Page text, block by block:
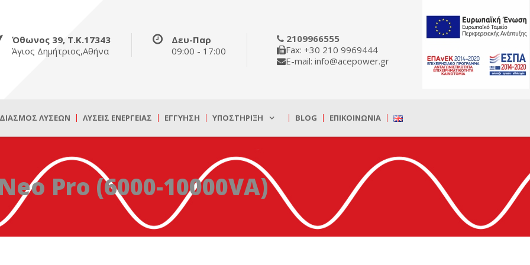
Όθωνος 39, Τ.Κ.17343
Άγιος Δημήτριος,Αθήνα
Δευ-Παρ
09:00 - 17:00
2109966555
Fax: +30 210 9969444
E-mail: info@acepower.gr
ΛΎΣΕΩΝ ΛΎΣΕΙΣ ΕΝΈΡΓΕΙΑΣ ΕΓΓΎΗΣΗ ΥΠΟΣΤΉΡΙΞΗ BLOG ΕΠΙΚΟΙΝΩΝΊΑ
Pro (6000-10000VA)